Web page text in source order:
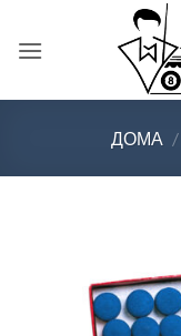
ДОМА /